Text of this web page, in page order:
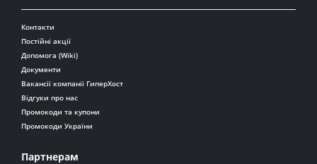
Контакти
Постійні акції
Допомога (Wiki)
Документи
Вакансії компанії ГиперХост
Відгуки про нас
Промокоди та купони
Промокоди України
Партнерам